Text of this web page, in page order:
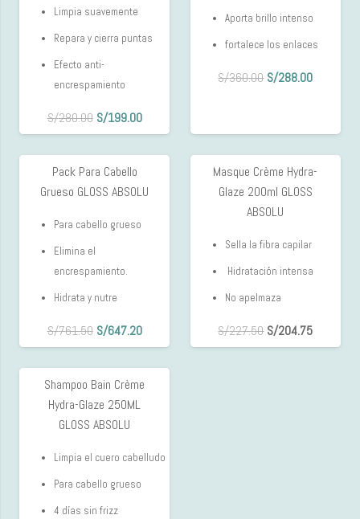
Limpia suavemente
Repara y cierra puntas
Efecto anti-
encrespamiento
S/280.00 El
precio
original
era:
S/280.00.
S/199.00El
precio
actual
S/199.00.
Aporta brillo intenso
fortalece los enlaces
S/360.00 El
era:
S/360.00.
S/288.00El
es:
S/288.00.
OFF
15%
Pack Para Cabello
Grueso GLOSS ABSOLU
Para cabello grueso
Elimina el
encrespamiento.
Hidrata y nutre
S/761.50 El
precio
original
era:
S/761.50.
S/647.20El
precio
actual
es:
OFF
10%
Masque Crème Hydra-
Glaze 200ml GLOSS
ABSOLU
Sella la fibra capilar
Hidratación intensa
No apelmaza
S/227.50 S/204.75
OFF
10%
Shampoo Bain Crème
Hydra-Glaze 250ML
GLOSS ABSOLU
Limpia el cuero cabelludo
Para cabello grueso
4 días sin frizz